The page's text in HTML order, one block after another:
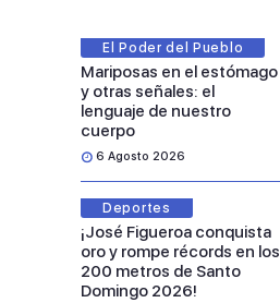
El Poder del Pueblo
Mariposas en el estómago
y otras señales: el
lenguaje de nuestro
cuerpo
6 Agosto 2026
Deportes
¡José Figueroa conquista
oro y rompe récords en los
200 metros de Santo
Domingo 2026!